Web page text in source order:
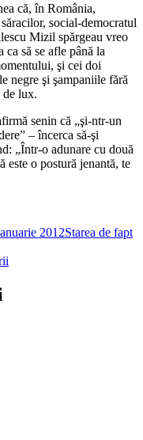
că, în România,
social-democratul
Mizil spărgeau vreo
să se afle până la
şi cei doi
negre şi şampaniile fără
de lux.
senin că „şi-ntr-un
– încerca să-şi
„Într-o adunare cu două
este o postură jenantă, te
2012Starea de fapt